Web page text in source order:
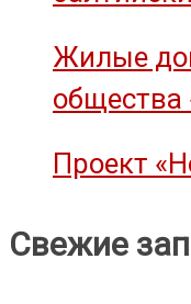
Жилые
общества
Проект
Свежие